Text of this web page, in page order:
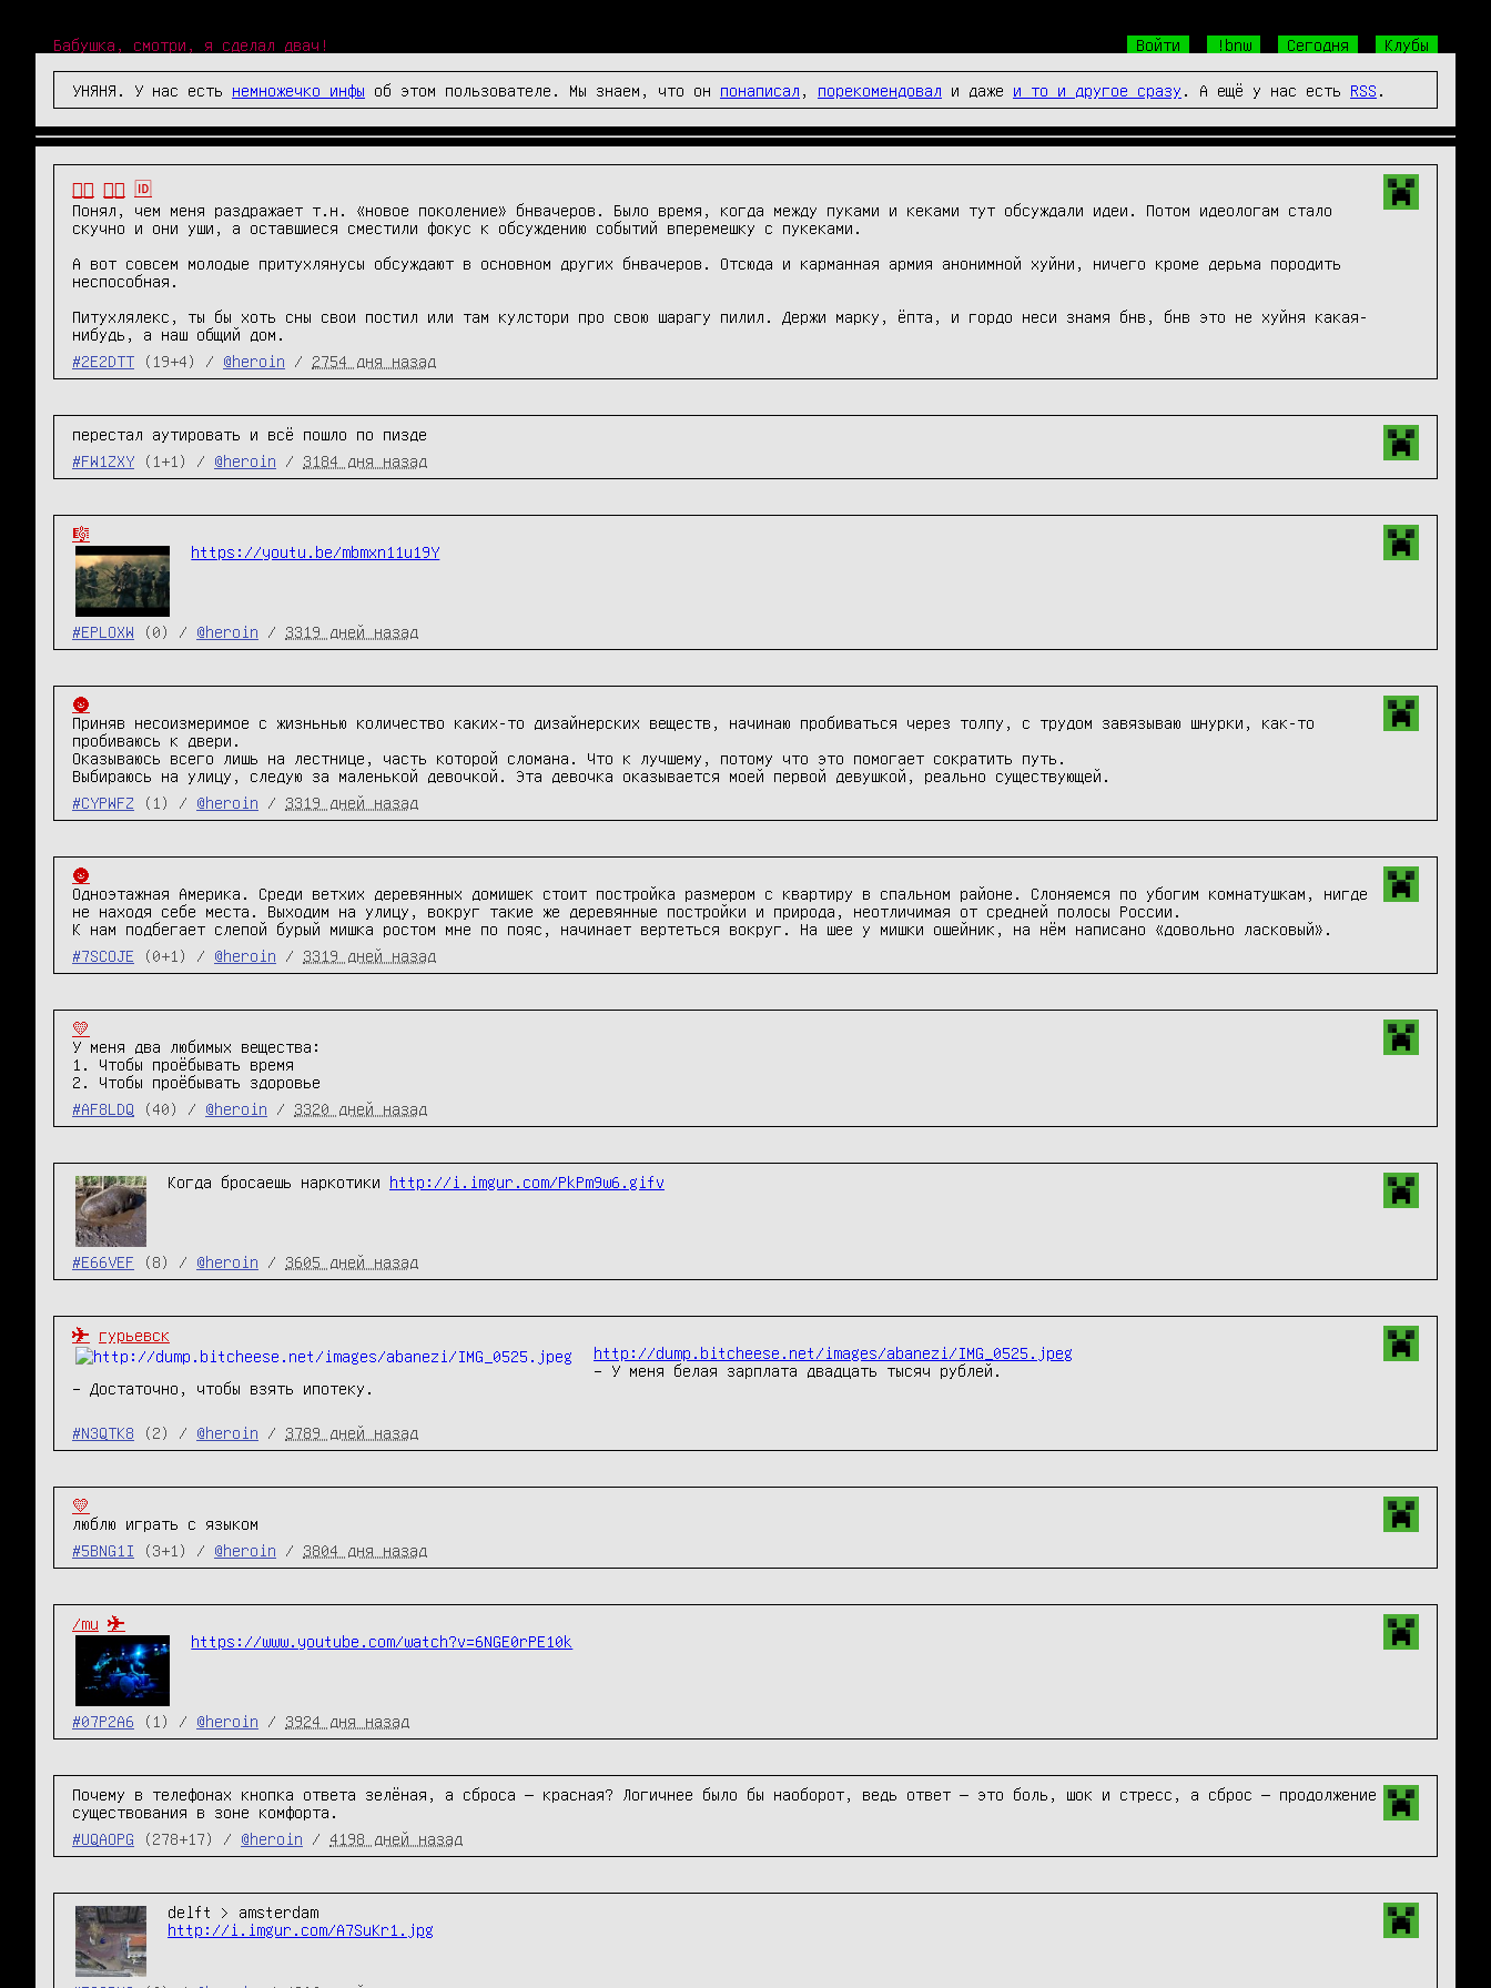
Бабушка, смотри, я сделал двач! Войти !bnw Сегодня Клубы
УНЯНЯ. У нас есть немножечко инфы об этом пользователе. Мы знаем, что он понаписал порекомендовал и даже и то и другое сразу . А ещё у нас есть RSS
👎🏻 👎🏽
🆔
Понял, чем меня раздражает т.н. «новое поколение» бнвачеров. Было время, когда между пуками и кеками тут обсуждали идеи. Потом идеологам стало
скучно и они уши, а оставшиеся сместили фокус к обсуждению событий вперемешку с пукеками.
А вот совсем молодые притухлянусы обсуждают в основном других бнвачеров. Отсюда и карманная армия анонимной хуйни, ничего кроме дерьма породить
неспособная.
Питухлялекс, ты бы хоть сны свои постил или там кулстори про свою шарагу пилил. Держи марку, ёпта, и гордо неси знамя бнв, бнв это не хуйня какая-
нибудь, а наш общий дом.
#2E2DTT
(19+4) / @heroin / 2754 дня назад
перестал аутировать и всё пошло по пизде
#FW1ZXY
(1+1) / @heroin / 3184 дня назад
🎼
https://youtu.be/mbmxn11u19Y
#EPLOXW (0) / @heroin / 3319 дней назад
🌚
Приняв несоизмеримое с жизньнью количество каких-то дизайнерских веществ, начинаю пробиваться через толпу, с трудом завязываю шнурки, как-то
пробиваюсь к двери.
Оказываюсь всего лишь на лестнице, часть которой сломана. Что к лучшему, потому что это помогает сократить путь.
Выбираюсь на улицу, следую за маленькой девочкой. Эта девочка оказывается моей первой девушкой, реально существующей.
#CYPWFZ
(1) / @heroin / 3319 дней назад
🌚
Одноэтажная Америка. Среди ветхих деревянных домишек стоит постройка размером с квартиру в спальном районе. Слоняемся по убогим комнатушкам, нигде
не находя себе места. Выходим на улицу, вокруг такие же деревянные постройки и природа, неотличимая от средней полосы России.
К нам подбегает слепой бурый мишка ростом мне по пояс, начинает вертеться вокруг. На шее у мишки ошейник, на нём написано «довольно ласковый».
#7SCOJE
(0+1) / @heroin / 3319 дней назад
💛
У меня два любимых вещества:
1. Чтобы проёбывать время
2. Чтобы проёбывать здоровье
#AF8LDQ
(40) / @heroin / 3320 дней назад
Когда бросаешь наркотики http://i.imgur.com/PkPm9w6.gifv
#E66VEF (8) / @heroin / 3605 дней назад
✈️
гурьевск
http://dump.bitcheese.net/images/abanezi/IMG_0525.jpeg
– У меня белая зарплата двадцать тысяч рублей.
– Достаточно, чтобы взять ипотеку.
#N3QTK8 (2) / @heroin / 3789 дней назад
💛
люблю играть с языком
#5BNG1I
(3+1) / @heroin / 3804 дня назад
/mu ✈
https://www.youtube.com/watch?v=6NGE0rPE10k
#07P2A6 (1) / @heroin / 3924 дня назад
Почему в телефонах кнопка ответа зелёная, а сброса — красная? Логичнее было бы наоборот, ведь ответ — это боль, шок и стресс, а сброс — продолжение
существования в зоне комфорта.
#UQAOPG
(278+17) / @heroin / 4198 дней назад
http://i.imgur.com/A7SuKr1.jpg